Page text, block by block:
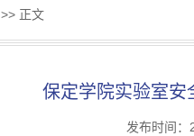
>> 正文
保定学院实验室安
发布时间